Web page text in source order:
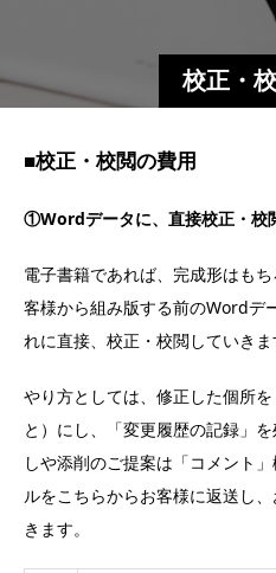
校正・
■校正・校閲の費用
①Wordデータに、直接校正・校
電子書籍であれば、完成形はも
客様から組み版する前のWordデ
れに直接、校正・校閲していきま
やり方としては、修正した個所
と）にし、「変更履歴の記録」
しや添削のご提案は「コメント
ルをこちらからお客様に返送し
きます。